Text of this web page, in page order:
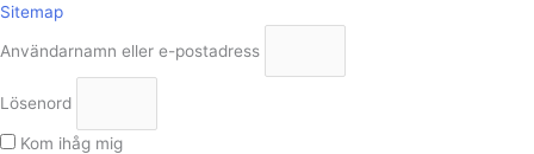
Sitemap
Användarnamn eller e-postadress
Lösenord
Kom ihåg mig